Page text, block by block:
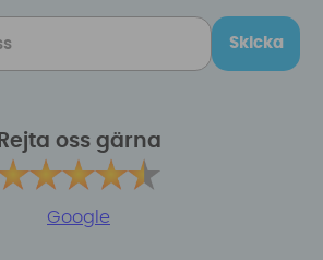
Skicka
Rejta oss gärna
Google